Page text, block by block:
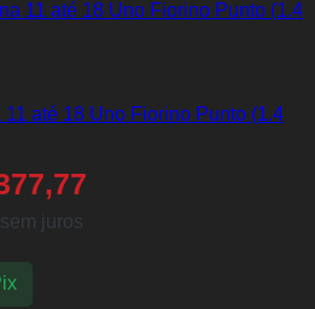
até 18 Uno Fiorino Punto (1.4
sem juros